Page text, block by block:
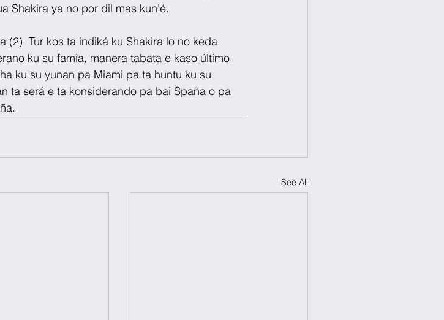
Shakira ya no por dil mas kun’é.
(2). Tur kos ta indiká ku Shakira lo no keda
ku su famia, manera tabata e kaso último
ku su yunan pa Miami pa ta huntu ku su
ta será e ta konsiderando pa bai Spaña o pa
See All